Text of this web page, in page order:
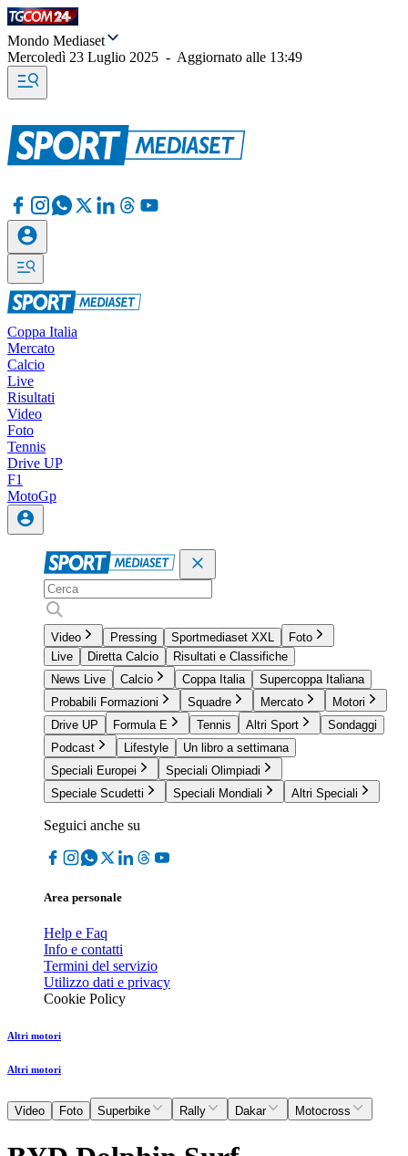
Mondo Mediaset
Mercoledì 23 Luglio 2025 - Aggiornato alle 13:49
Coppa Italia
Mercato
Calcio
Live
Risultati
Video
Foto
Tennis
Drive UP
F1
MotoGp
Video Pressing Sportmediaset XXL
Foto
Live
Diretta Calcio
Risultati e Classifiche
News Live
Calcio Coppa Italia
Supercoppa Italiana
Probabili Formazioni
Squadre Mercato
Motori
Drive UP
Formula E Tennis Altri Sport
Sondaggi
Podcast
Lifestyle
Un libro a settimana
Speciali Europei
Speciali Olimpiadi
Speciale Scudetti
Speciali Mondiali Altri Speciali
Seguici anche su
Area personale
Help e Faq
Info e contatti
Termini del servizio
Utilizzo dati e privacy
Cookie Policy
Altri motori
Altri motori
Video Foto Superbike Rally Dakar Motocross